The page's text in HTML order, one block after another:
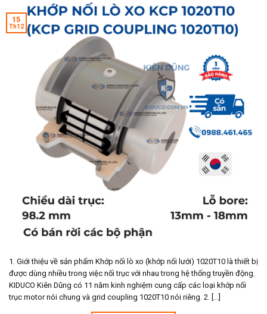
15
Th12
1. Giới thiệu về sản phẩm Khớp nối lò xo (khớp nối lưới) 1020T10 là thiết bị
được dùng nhiều trong việc nối trục với nhau trong hệ thống truyền động.
KIDUCO Kiên Dũng có 11 năm kinh nghiệm cung cấp các loại khớp nối
trục motor nói chung và grid coupling 1020T10 nói riêng. 2. […]